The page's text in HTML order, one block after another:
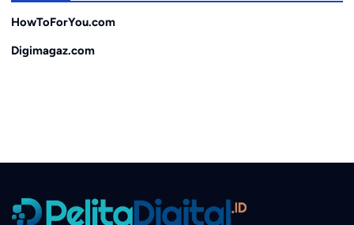
HowToForYou.com
Digimagaz.com